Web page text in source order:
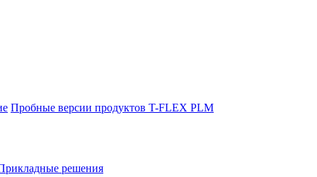
Пробные версии продуктов T-FLEX PLM
решения